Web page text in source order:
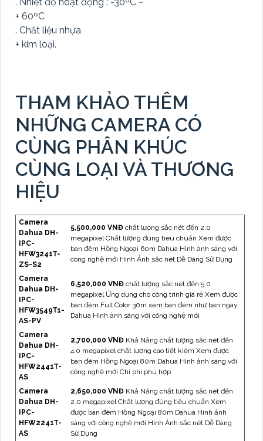
. Nhiệt độ hoạt động : -30ºC ~
+ 60ºC
. Chất liệu nhựa
+ kim loại.
THAM KHẢO THÊM
NHỮNG CAMERA CÓ
CÙNG PHÂN KHÚC
CÙNG LOẠI VÀ THƯƠNG
HIỆU
Camera
Dahua DH-
IPC-
HFW3241T-
ZS-S2
5,500,000 VNĐ chất lượng sắc nét đến 2.0
megapixel Chất lượng đúng tiêu chuẩn Xem được
ban đêm Hồng Ngoại 60m Dahua Hình ảnh sáng với
công nghệ mới Hình Ảnh sắc nét Dễ Dàng Sử Dụng
Camera
Dahua DH-
IPC-
HFW3549T1-
AS-PV
6,520,000 VNĐ chất lượng sắc nét đến 5.0
megapixel Ứng dụng cho công trình giá rẻ Xem được
ban đêm Full Color 30m xem ban đêm như ban ngày
Dahua Hình ảnh sáng với công nghệ mới
Camera
Dahua DH-
IPC-
HFW2441T-
AS
2,700,000 VNĐ Khả Năng chất lượng sắc nét đến
4.0 megapixel chất lượng cao tiết kiệm Xem được
ban đêm Hồng Ngoại 80m Dahua Hình ảnh sáng với
công nghệ mới Chi phí phù hợp
Camera
Dahua DH-
IPC-
HFW2241T-
AS
2,650,000 VNĐ Khả Năng chất lượng sắc nét đến
2.0 megapixel Chất lượng đúng tiêu chuẩn Xem
được ban đêm Hồng Ngoại 80m Dahua Hình ảnh
sáng với công nghệ mới Hình Ảnh sắc nét Dễ Dàng
Sử Dụng